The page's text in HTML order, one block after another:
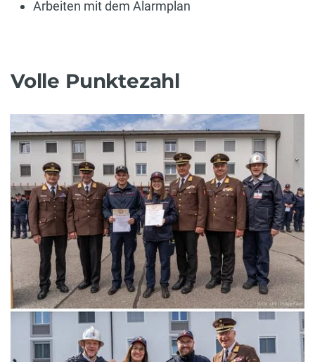
Arbeiten mit dem Alarmplan
Volle Punktezahl